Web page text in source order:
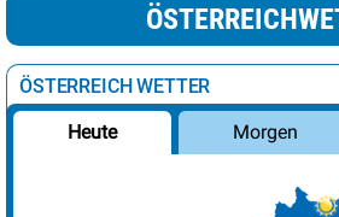
ÖSTERREICH WETTER
Heute Morgen